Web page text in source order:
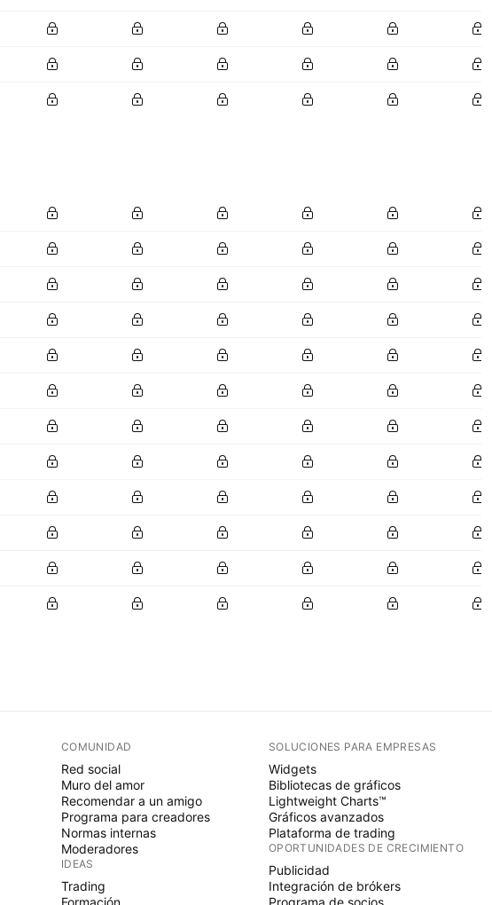
COMUNIDAD
Red social
Muro del amor
Recomendar a un amigo
Programa para creadores
Normas internas
Moderadores
IDEAS
Trading
Formación
SOLUCIONES PARA EMPRESAS
Widgets
Bibliotecas de gráficos
Lightweight Charts™
Gráficos avanzados
Plataforma de trading
OPORTUNIDADES DE CRECIMIENTO
Publicidad
Integración de brókers
Programa de socios